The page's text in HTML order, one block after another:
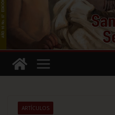
ARTÍCULOS